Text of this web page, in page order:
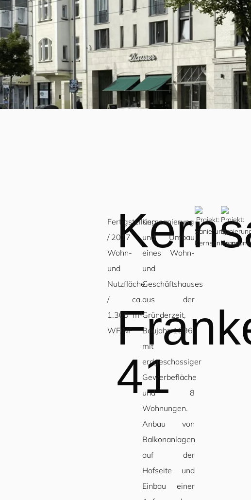
41
Fertigstellung
/ 2017
Wohn-
und
Nutzfläche
/ ca.
1.300 m²
WF/NF
Kernsanierung
und Umbau
eines Wohn-
und
Geschäftshauses
aus der
Gründerzeit,
Baujahr 1896,
mit
erdgeschossiger
Gewerbefläche
und 8
Wohnungen.
Anbau von
Balkonanlagen
auf der
Hofseite und
Einbau einer